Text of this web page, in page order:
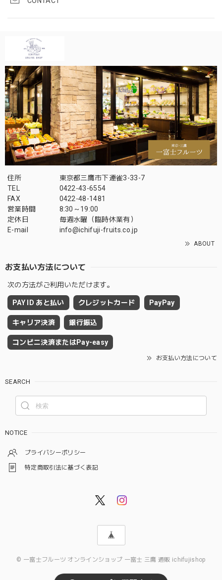
住所
東京都三鷹市下連雀3-33-7
TEL
0422-43-6554
FAX
0422-48-1481
営業時間
8:30～19:00
定休日
毎週水曜（臨時休業有）
E-mail
info@ichifuji-fruits.co.jp
ABOUT
お支払い方法について
次の方法がご利用いただけます。
PAY ID あと払い クレジットカード PayPay
キャリア決済 銀行振込
コンビニ決済またはPay-easy
お支払い方法について
SEARCH
NOTICE
プライバシーポリシー
特定商取引法に基づく表記
© 一富士フルーツ オンラインショップ 一富士 三鷹 通販 ichifujishop